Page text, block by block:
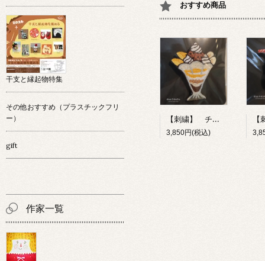
おすすめ商品
【刺繍】 チョコレートパフェ 【ポコルテポコチル】
3,850円(税込)
干支と縁起物特集
その他おすすめ（プラスチックフリ
ー）
gift
作家一覧